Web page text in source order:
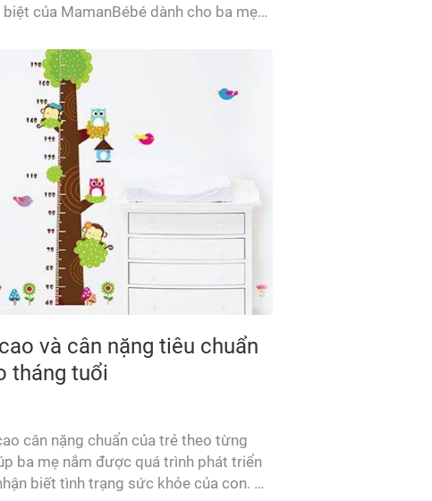
của MamanBébé dành cho ba mẹ
phù hợp với độ tuổi Điều đầu tiên ba...
và cân nặng tiêu chuẩn
tháng tuổi
cân nặng chuẩn của trẻ theo từng
ba mẹ nắm được quá trình phát triển
biết tình trạng sức khỏe của con. Vì